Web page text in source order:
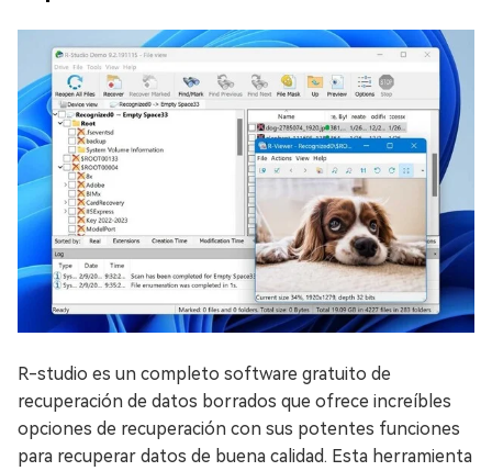
R-studio es un completo software gratuito de
recuperación de datos borrados que ofrece increíbles
opciones de recuperación con sus potentes funciones
para recuperar datos de buena calidad. Esta herramienta